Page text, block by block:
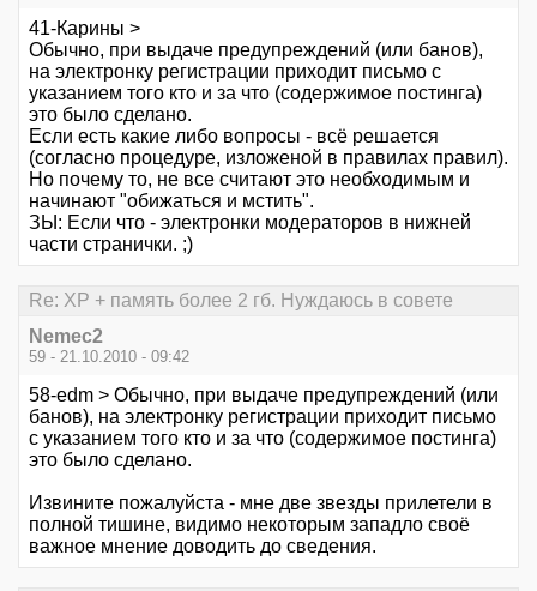
41-Карины >
Обычно, при выдаче предупреждений (или банов),
на электронку регистрации приходит письмо с
указанием того кто и за что (содержимое постинга)
это было сделано.
Если есть какие либо вопросы - всё решается
(согласно процедуре, изложеной в правилах правил).
Но почему то, не все считают это необходимым и
начинают "обижаться и мстить".
ЗЫ: Если что - электронки модераторов в нижней
части странички. ;)
Re: XP + память более 2 гб. Нуждаюсь в совете
Nemec2
59 - 21.10.2010 - 09:42
58-edm > Обычно, при выдаче предупреждений (или
банов), на электронку регистрации приходит письмо
с указанием того кто и за что (содержимое постинга)
это было сделано.
Извините пожалуйста - мне две звезды прилетели в
полной тишине, видимо некоторым западло своё
важное мнение доводить до сведения.